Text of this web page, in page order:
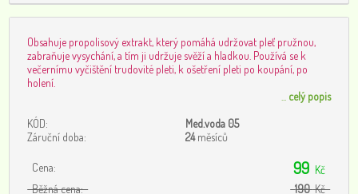
Obsahuje propolisový extrakt, který pomáhá udržovat pleť pružnou,
zabraňuje vysychání, a tím ji udržuje svěží a hladkou. Používá se k
večernímu vyčištění trudovité pleti, k ošetření pleti po koupání, po
holení.
celý popis
KÓD:
Med.voda 05
Záruční doba:
24měsíců
Cena: 99 Kč
Běžná cena:
190Kč